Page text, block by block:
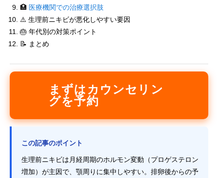
🏥 医療機関での治療選択肢
⚠️ 生理前ニキビが悪化しやすい要因
🎂 年代別の対策ポイント
📝 まとめ
まずはカウンセリン
グを予約
この記事のポイント
生理前ニキビは月経周期のホルモン変動（プロゲステロン
増加）が主因で、顎周りに集中しやすい。排卵後からの予